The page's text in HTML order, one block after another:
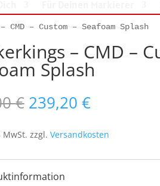
CMD – Custom – Seafoam Splash
– CMD –
Splash
€ Ursprünglicher
Preis
war:
299,00 €
239,20 €Aktueller
Preis
ist:
239,20 €.
MwSt. zzgl. Versandkosten